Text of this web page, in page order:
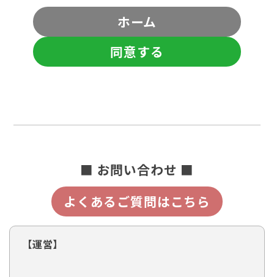
ホーム
同意する
■ お問い合わせ ■
よくあるご質問はこちら
【運営】